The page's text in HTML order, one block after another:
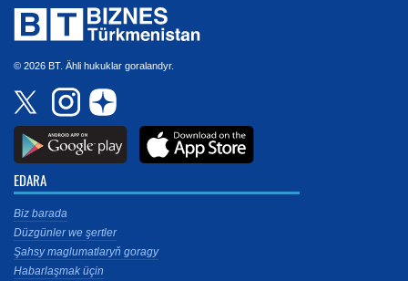
© 2026 BT. Ähli hukuklar goralandyr.
EDARA
Biz barada
Düzgünler we şertler
Şahsy maglumatlaryň goragy
Habarlaşmak üçin